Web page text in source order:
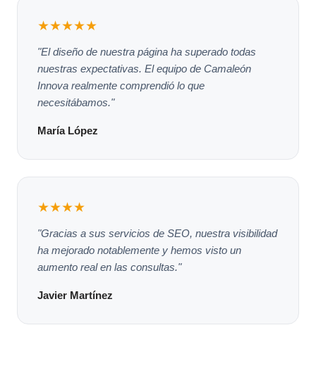
★★★★★
"El diseño de nuestra página ha superado todas
nuestras expectativas. El equipo de Camaleón
Innova realmente comprendió lo que
necesitábamos."
María López
★★★★
"Gracias a sus servicios de SEO, nuestra visibilidad
ha mejorado notablemente y hemos visto un
aumento real en las consultas."
Javier Martínez